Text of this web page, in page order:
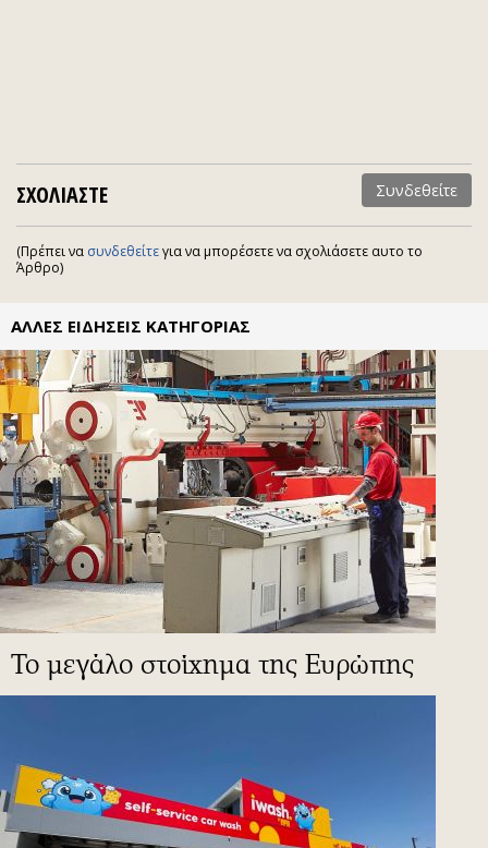
ΣΧΟΛΙΑΣΤΕ Συνδεθείτε
(Πρέπει να συνδεθείτεγια να μπορέσετε να σχολιάσετε αυτο το
Άρθρο)
ΑΛΛΕΣ ΕΙΔΗΣΕΙΣ ΚΑΤΗΓΟΡΙΑΣ
To μεγάλο στοίχημα της Ευρώπης